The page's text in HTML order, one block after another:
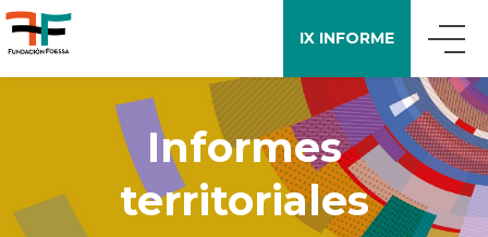
IX INFORME
QUIÉNES SOMOS
QUÉ DECIMOS
Informes
territoriales